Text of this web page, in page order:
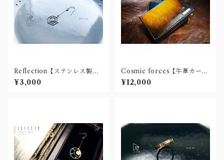
Reflection【ステンレス製ピ
アス(樹脂ノンホール有)】
¥3,000
Cosmic forces【牛革カード
ケース/パスケース】
¥12,000